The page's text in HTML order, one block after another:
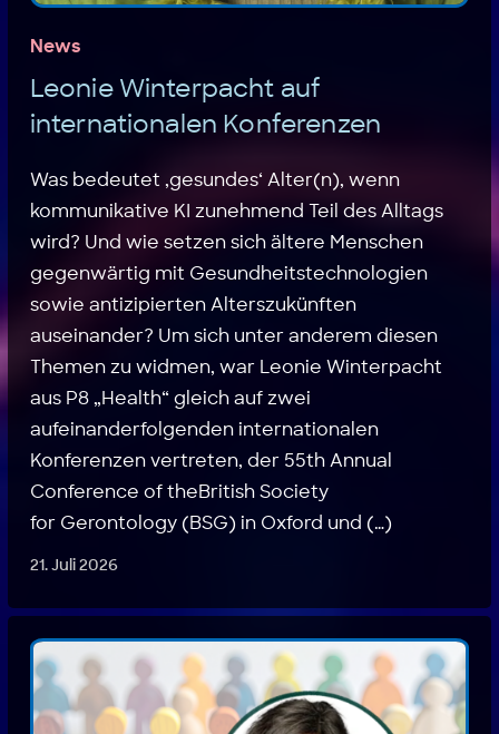
News
Leonie Winterpacht auf
internationalen Konferenzen
Was bedeutet ‚gesundes‘ Alter(n), wenn
kommunikative KI zunehmend Teil des Alltags
wird? Und wie setzen sich ältere Menschen
gegenwärtig mit Gesundheitstechnologien
sowie antizipierten Alterszukünften
auseinander? Um sich unter anderem diesen
Themen zu widmen, war Leonie Winterpacht
aus P8 „Health“ gleich auf zwei
aufeinanderfolgenden internationalen
Konferenzen vertreten, der 55th Annual
Conference of theBritish Society
for Gerontology (BSG) in Oxford und (…)
21. Juli 2026